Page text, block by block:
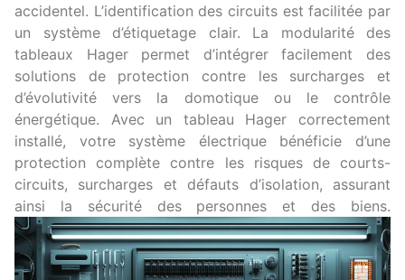
accidentel. L’identification des circuits est facilitée par
un système d’étiquetage clair. La modularité des
tableaux Hager permet d’intégrer facilement des
solutions de protection contre les surcharges et
d’évolutivité vers la domotique ou le contrôle
énergétique. Avec un tableau Hager correctement
installé, votre système électrique bénéficie d’une
protection complète contre les risques de courts-
circuits, surcharges et défauts d’isolation, assurant
ainsi la sécurité des personnes et des biens.